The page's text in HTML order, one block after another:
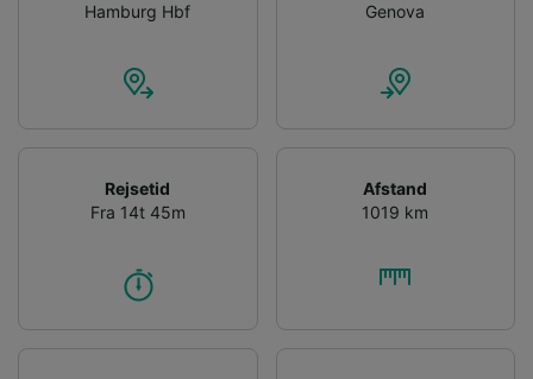
Hamburg Hbf
Genova
Rejsetid
Fra 14t 45m
Afstand
1019 km